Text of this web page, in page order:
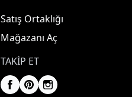
Satış Ortaklığı
Mağazanı Aç
TAKIP ET